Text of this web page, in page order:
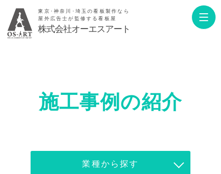
東京･神奈川･埼玉の看板製作なら
屋外広告士が監修する看板屋
株式会社オーエスアート
施工事例の紹介
業種から探す